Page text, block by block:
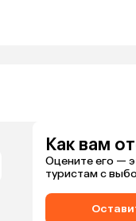
Как вам
Оцените его —
туристам с